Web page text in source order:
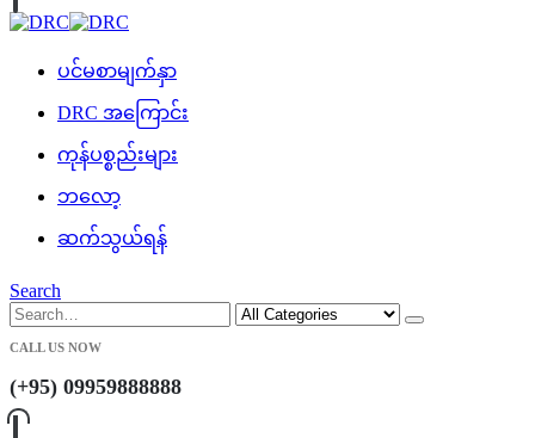
ပင်မစာမျက်နှာ
DRC အကြောင်း
ကုန်ပစ္စည်းများ
ဘလော့
ဆက်သွယ်ရန်
Search
CALL US NOW
(+95) 09959888888